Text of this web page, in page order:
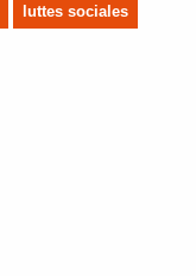
luttes sociales